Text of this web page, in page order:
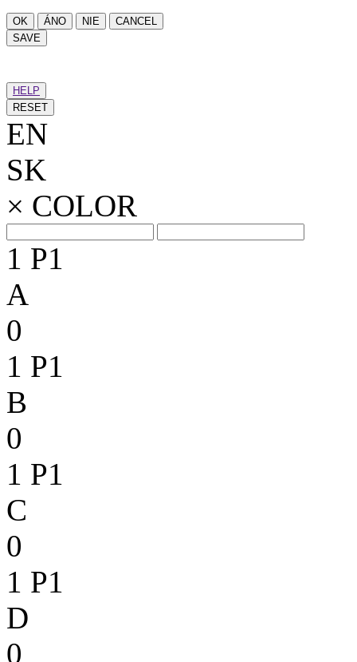
OK ÁNO NIE
CANCEL
SAVE
HELP
RESET
EN
SK
× COLOR
1 P1
A
0
1 P1
B
0
1 P1
C
0
1 P1
D
0